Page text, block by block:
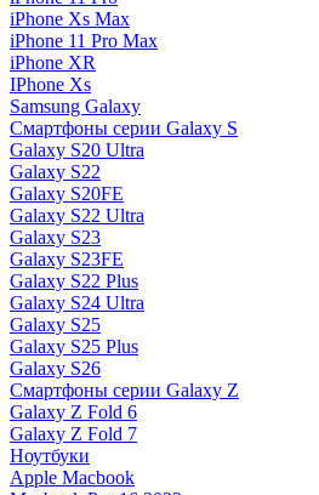
iPhone Xs Max
iPhone 11 Pro Max
iPhone XR
IPhone Xs
Samsung Galaxy
Смартфоны серии Galaxy S
Galaxy S20 Ultra
Galaxy S22
Galaxy S20FE
Galaxy S22 Ultra
Galaxy S23
Galaxy S23FE
Galaxy S22 Plus
Galaxy S24 Ultra
Galaxy S25
Galaxy S25 Plus
Galaxy S26
Смартфоны серии Galaxy Z
Galaxy Z Fold 6
Galaxy Z Fold 7
Ноутбуки
Apple Macbook